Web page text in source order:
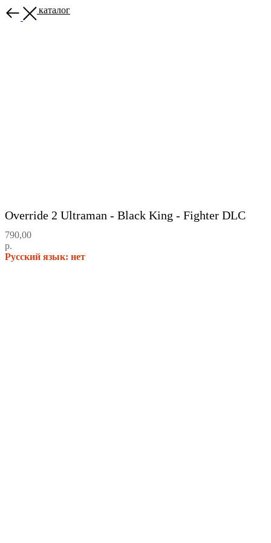
Назад в каталог
Override 2 Ultraman - Black King - Fighter DLC
790,00
р.
Русский язык: нет